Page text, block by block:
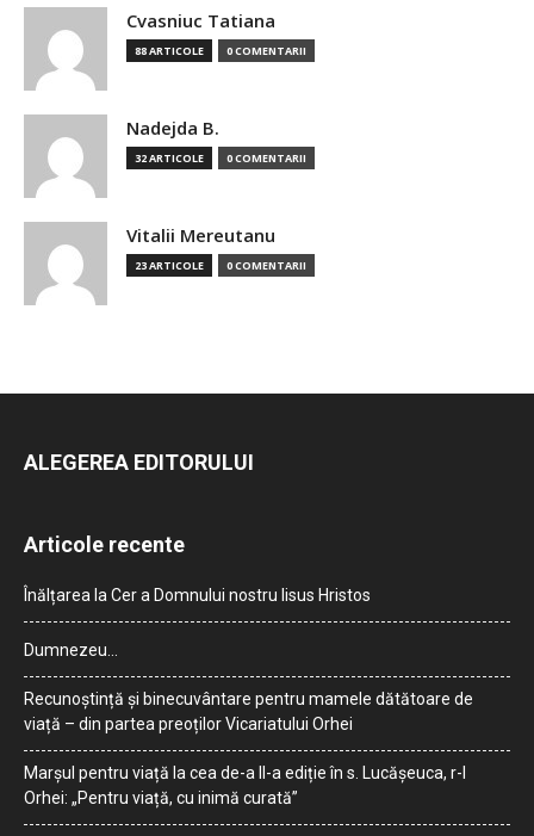
Cvasniuc Tatiana
88 ARTICOLE 0 COMENTARII
Nadejda B.
32 ARTICOLE 0 COMENTARII
Vitalii Mereutanu
23 ARTICOLE 0 COMENTARII
ALEGEREA EDITORULUI
Articole recente
Înălțarea la Cer a Domnului nostru Iisus Hristos
Dumnezeu…
Recunoștință și binecuvântare pentru mamele dătătoare de
viață – din partea preoților Vicariatului Orhei
Marșul pentru viață la cea de-a II-a ediție în s. Lucășeuca, r-l
Orhei: „Pentru viață, cu inimă curată”